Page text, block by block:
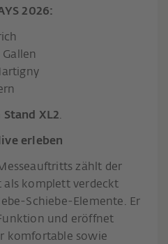
2026:
Gallen
Stand XL2.
erleben
zählt der
als komplett verdeckt
Schiebe-Elemente. Er
und eröffnet
komfortable sowie